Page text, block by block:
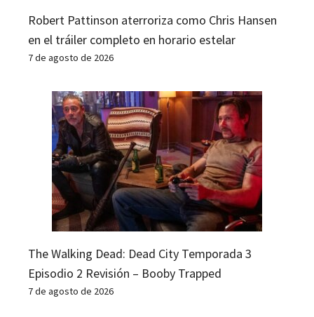
Robert Pattinson aterroriza como Chris Hansen
en el tráiler completo en horario estelar
7 de agosto de 2026
The Walking Dead: Dead City Temporada 3
Episodio 2 Revisión – Booby Trapped
7 de agosto de 2026